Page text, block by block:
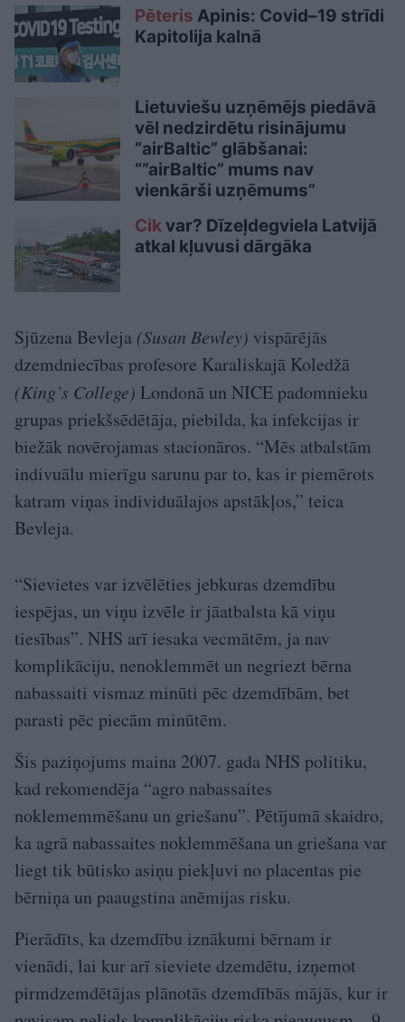
Pēteris Apinis: Covid–19 strīdi
Kapitolija kalnā
Lietuviešu uzņēmējs piedāvā
vēl nedzirdētu risinājumu
“airBaltic” glābšanai:
“”airBaltic” mums nav
vienkārši uzņēmums”
Cikvar? Dīzeļdegviela Latvijā
atkal kļuvusi dārgāka
Sjūzena Bevleja (Susan Bewley) vispārējās
dzemdniecības profesore Karaliskajā Koledžā
(King’s College) Londonā un NICE padomnieku
grupas priekšsēdētāja, piebilda, ka infekcijas ir
biežāk novērojamas stacionāros. “Mēs atbalstām
indivuālu mierīgu sarunu par to, kas ir piemērots
katram viņas individuālajos apstākļos,” teica
Bevleja.
“Sievietes var izvēlēties jebkuras dzemdību
iespējas, un viņu izvēle ir jāatbalsta kā viņu
tiesības”. NHS arī iesaka vecmātēm, ja nav
komplikāciju, nenoklemmēt un negriezt bērna
nabassaiti vismaz minūti pēc dzemdībām, bet
parasti pēc piecām minūtēm.
Šis paziņojums maina 2007. gada NHS politiku,
kad rekomendēja “agro nabassaites
noklememmēšanu un griešanu”. Pētījumā skaidro,
ka agrā nabassaites noklemmēšana un griešana var
liegt tik būtisko asiņu piekļuvi no placentas pie
bērniņa un paaugstina anēmijas risku.
Pierādīts, ka dzemdību iznākumi bērnam ir
vienādi, lai kur arī sieviete dzemdētu, izņemot
pirmdzemdētājas plānotās dzemdībās mājās, kur ir